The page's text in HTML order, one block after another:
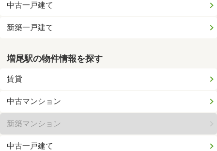
中古一戸建て
新築一戸建て
増尾駅の物件情報を探す
賃貸
中古マンション
新築マンション
中古一戸建て